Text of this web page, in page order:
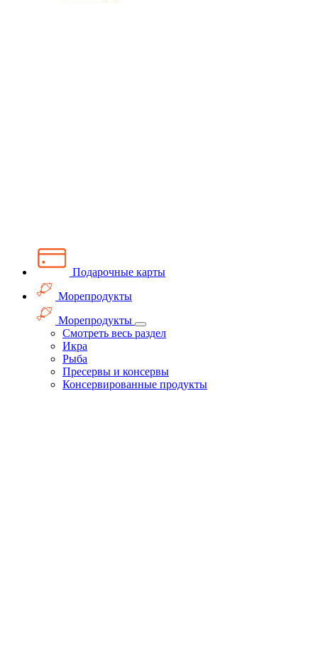
Подарочные карты
Морепродукты
Морепродукты
Смотреть весь раздел
Икра
Рыба
Пресервы и консервы
Консервированные продукты